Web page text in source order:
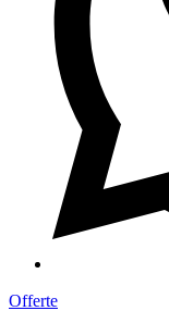
Offerte